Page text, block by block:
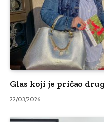
Glas koji je pričao
22/03/2026